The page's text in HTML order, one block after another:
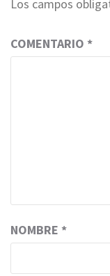
Los campos
COMENTARIO *
NOMBRE *